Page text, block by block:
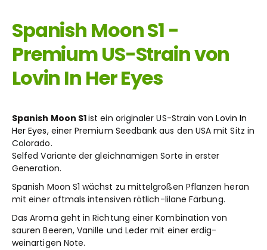
Spanish Moon S1 -
Premium US-Strain von
Lovin In Her Eyes
Spanish Moon S1ist ein originaler US-Strain vonLovin In
Her Eyes, einer Premium Seedbank aus den USA mit Sitz in
Colorado.
Selfed Variante der gleichnamigen Sorte in erster
Generation.
Spanish Moon S1 wächst zu mittelgroßen Pflanzen heran
mit einer oftmals intensiven rötlich-lilane Färbung.
Das Aroma geht in Richtung einer Kombination von
sauren Beeren, Vanille und Leder mit einer erdig-
weinartigen Note.